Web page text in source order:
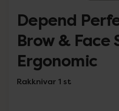
Depend
Brow & Face
Ergonomic
Rakknivar 1 st